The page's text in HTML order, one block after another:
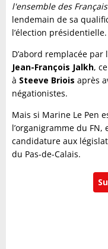
l'ensemble des
lendemain de sa
l’élection présidentielle.
D’abord remplacée
Jean-François Jalkh,
à Steeve Briois après
négationistes.
Mais si Marine Le Pen
l’organigramme du
candidature aux
du Pas-de-Calais.